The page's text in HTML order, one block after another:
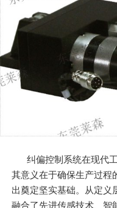
纠偏控制系统在现代
其意义在于确保生产过程
出奠定坚实基础。从定义
融合了先进传感技术、智